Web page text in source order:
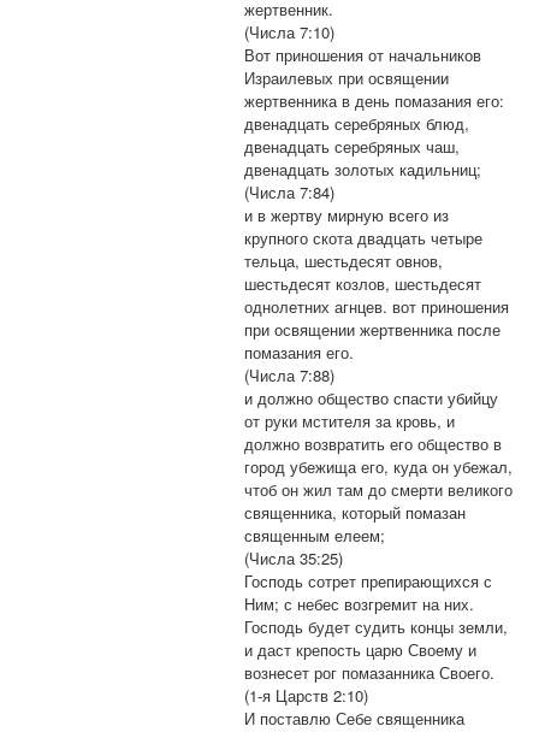
жертвенник.
(Числа 7:10)
Вот приношения от начальников
Израилевых при освящении
жертвенника в день помазания его:
двенадцать серебряных блюд,
двенадцать серебряных чаш,
двенадцать золотых кадильниц;
(Числа 7:84)
и в жертву мирную всего из
крупного скота двадцать четыре
тельца, шестьдесят овнов,
шестьдесят козлов, шестьдесят
однолетних агнцев. вот приношения
при освящении жертвенника после
помазания его.
(Числа 7:88)
и должно общество спасти убийцу
от руки мстителя за кровь, и
должно возвратить его общество в
город убежища его, куда он убежал,
чтоб он жил там до смерти великого
священника, который помазан
священным елеем;
(Числа 35:25)
Господь сотрет препирающихся с
Ним; с небес возгремит на них.
Господь будет судить концы земли,
и даст крепость царю Своему и
вознесет рог помазанника Своего.
(1-я Царств 2:10)
И поставлю Себе священника